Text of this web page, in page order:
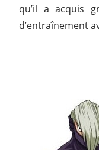
qu’il a acquis
d’entraînement